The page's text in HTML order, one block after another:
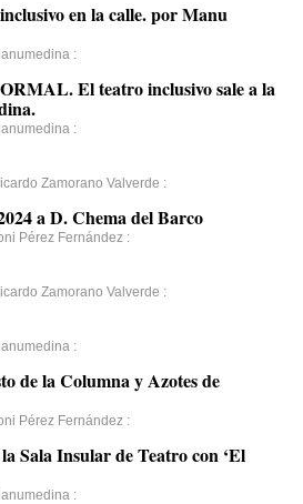
en la calle. por Manu
:
El teatro inclusivo sale a la
:
Zamorano Valverde :
a D. Chema del Barco
Pérez Fernández :
Zamorano Valverde :
:
de la Columna y Azotes de
Pérez Fernández :
Sala Insular de Teatro con ‘El
: